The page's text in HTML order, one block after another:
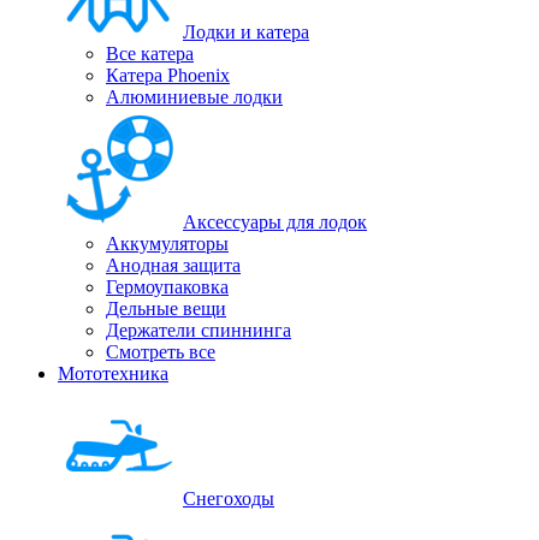
Лодки и катера
Все катера
Катера Phoenix
Алюминиевые лодки
Аксессуары для лодок
Аккумуляторы
Анодная защита
Гермоупаковка
Дельные вещи
Держатели спиннинга
Смотреть все
Мототехника
Снегоходы